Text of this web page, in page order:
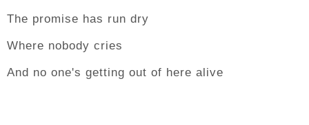
The promise has run dry
Where nobody cries
And no one's getting out of here alive